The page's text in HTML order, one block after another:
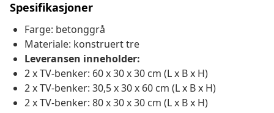
Spesifikasjoner
Farge: betonggrå
Materiale: konstruert tre
Leveransen inneholder:
2 x TV-benker: 60 x 30 x 30 cm (L x B x H)
2 x TV-benker: 30,5 x 30 x 60 cm (L x B x H)
2 x TV-benker: 80 x 30 x 30 cm (L x B x H)